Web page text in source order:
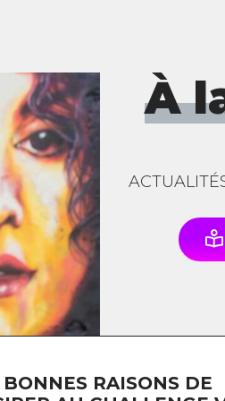
RAISONS DE
À